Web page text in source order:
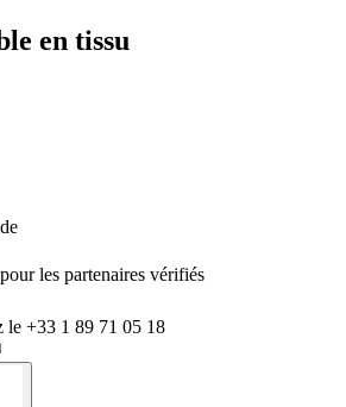
en tissu
les partenaires vérifiés
le +33 1 89 71 05 18